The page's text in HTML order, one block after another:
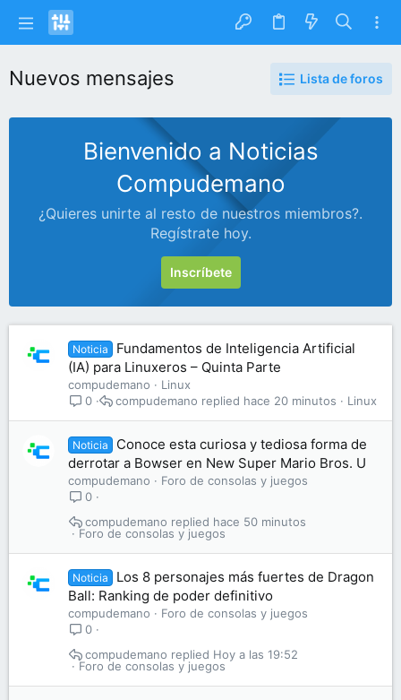
Nuevos mensajes Lista de foros
Bienvenido a Noticias
Compudemano
¿Quieres unirte al resto de nuestros miembros?.
Regístrate hoy.
Inscríbete
Noticia
Fundamentos de Inteligencia Artificial
(IA) para Linuxeros – Quinta Parte
compudemano
Linux
0
Linux
hace 20 minutos
compudemano
Noticia
Conoce esta curiosa y tediosa forma de
derrotar a Bowser en New Super Mario Bros. U
compudemano
Foro de consolas y juegos
0
Foro de consolas y juegos
hace 50 minutos
compudemano
Noticia
Los 8 personajes más fuertes de Dragon
Ball: Ranking de poder definitivo
compudemano
Foro de consolas y juegos
0
Foro de consolas y juegos
Hoy a las 19:52
compudemano